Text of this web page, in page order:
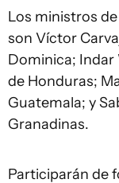
Los ministros
son Víctor
Dominica; Indar
de Honduras;
Guatemala; y
Granadinas.
Participarán de